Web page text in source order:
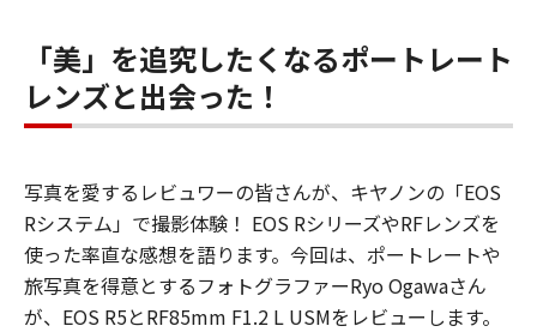
「美」を追究したくなるポートレート
レンズと出会った！
写真を愛するレビュワーの皆さんが、キヤノンの「EOS
Rシステム」で撮影体験！ EOS RシリーズやRFレンズを
使った率直な感想を語ります。今回は、ポートレートや
旅写真を得意とするフォトグラファーRyo Ogawaさん
が、EOS R5とRF85mm F1.2 L USMをレビューします。